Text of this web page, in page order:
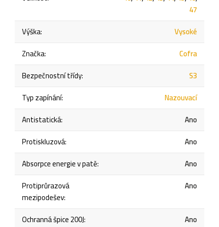
47
Výška:
Vysoké
Značka:
Cofra
Bezpečnostní třídy:
S3
Typ zapínání:
Nazouvací
Antistatická:
Ano
Protiskluzová:
Ano
Absorpce energie v patě:
Ano
Protiprůrazová
mezipodešev:
Ano
Ochranná špice 200J:
Ano